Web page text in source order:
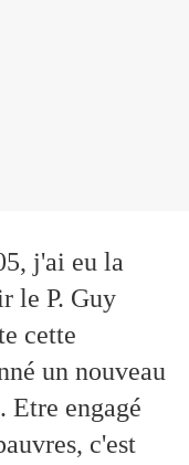
j'ai eu la
le P. Guy
cette
un nouveau
Etre engagé
c'est